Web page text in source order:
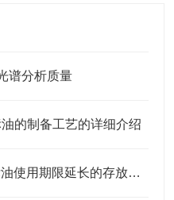
谱分析质量
的制备工艺的详细介绍
CONOSTAN AM金属磨损标油使用期限延长的存放要点